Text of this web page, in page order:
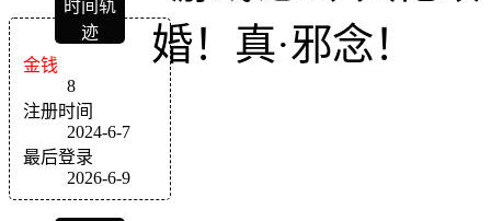
时间轨
迹
金钱
8
注册时间
2024-6-7
最后登录
2026-6-9
婚！真·邪念！